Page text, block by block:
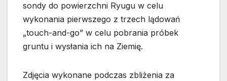
sondy do powierzchni Ryugu w celu
wykonania pierwszego z trzech lądowań
„touch-and-go” w celu pobrania próbek
gruntu i wysłania ich na Ziemię.
Zdjęcia wykonane podczas zbliżenia za